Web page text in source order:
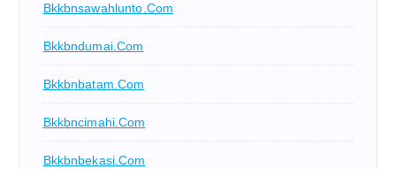
Bkkbnsawahlunto.com
Bkkbndumai.com
Bkkbnbatam.com
Bkkbncimahi.com
Bkkbnbekasi.com